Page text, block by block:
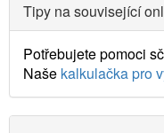
Tipy na související
Potřebujete pomoci
Naše kalkulačka pro